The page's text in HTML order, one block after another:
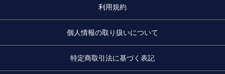
利用規約
個人情報の取り扱いについて
特定商取引法に基づく表記